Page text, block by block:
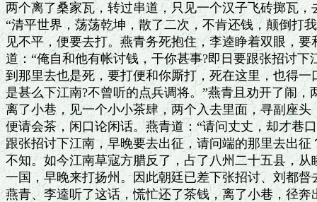
两个离了桑家瓦，转过串道，只见一个汉子飞砖掷瓦
“清平世界，荡荡乾坤，散了二次，不肯还钱，颠倒打
见不平，便要去打。燕青务死抱住，李逵睁着双眼，
道：“俺自和他有帐讨钱，干你甚事?即日要跟张招讨下
到那里去也是死，要打便和你厮打，死在这里，也得一
是甚么下江南?不曾听的点兵调将。”燕青且劝开了闹，
离了小巷，见一个小小茶肆，两个入去里面，寻副座
便请会茶，闲口论闲话。燕青道：“请问丈丈，却才巷
跟张招讨下江南，早晚要去出征，请问端的那里去出征
不知。如今江南草寇方腊反了，占了八州二十五县，
一国，早晚来打扬州。因此朝廷已差下张招讨、刘都督
燕青、李逵听了这话，慌忙还了茶钱，离了小巷，径